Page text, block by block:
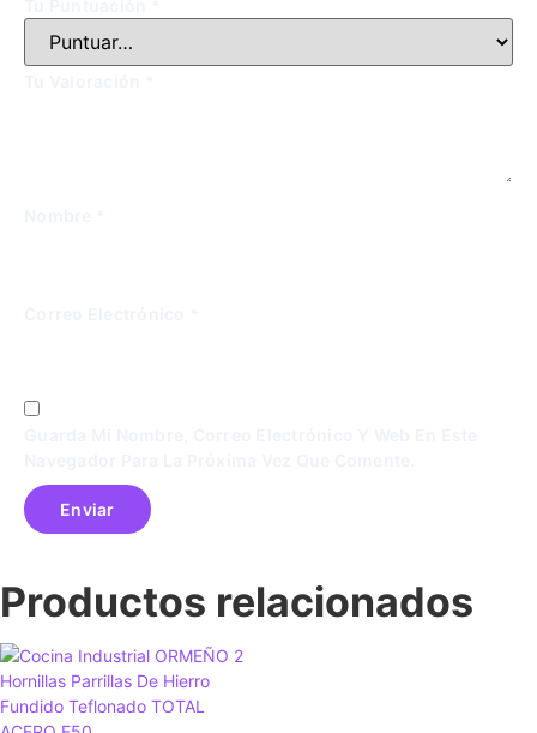
Productos relacionados